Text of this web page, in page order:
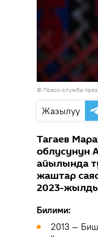
© Пресс-служба
Жазылуу
Тагаев
облусунун
айылында
жаштар
2023-
Билими:
2013 —